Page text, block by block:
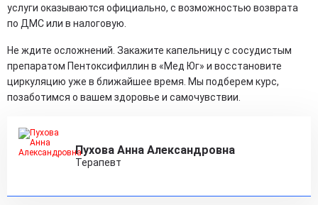
услуги оказываются официально, с возможностью возврата
по ДМС или в налоговую.
Не ждите осложнений. Закажите капельницу с сосудистым
препаратом Пентоксифиллин в «Мед Юг» и восстановите
циркуляцию уже в ближайшее время. Мы подберем курс,
позаботимся о вашем здоровье и самочувствии.
Пухова Анна Александровна
Терапевт